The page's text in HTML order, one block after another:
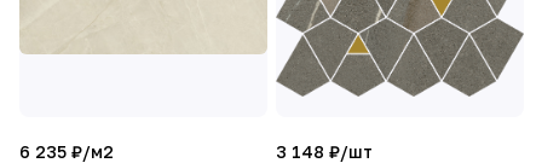
6 235 ₽/м2
3 148 ₽/шт